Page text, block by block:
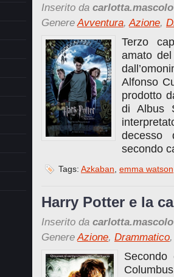
Inserito da carlotta.mascolo
GenereAvventura,Azione,
Terzo
amato
Alfonso
prodotto
di Albus
secondo
Tags: Azkaban emma watson
Harry Potter e la
Inserito da carlotta.mascolo
GenereAzione, Drammatico